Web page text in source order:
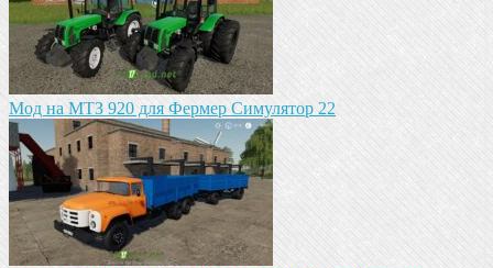
Мод на МТЗ 920 для Фермер Симулятор 22